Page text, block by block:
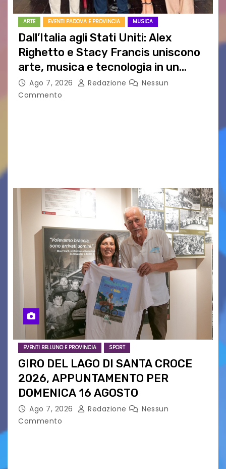
ARTE EVENTI PADOVA E PROVINCIA MUSICA
Dall’Italia agli Stati Uniti: Alex
Righetto e Stacy Francis uniscono
arte, musica e tecnologia in un
nuovo progetto internazionale”
Ago 7, 2026 Redazione
Nessun
Commento
EVENTI BELLUNO E PROVINCIA SPORT
GIRO DEL LAGO DI SANTA CROCE
2026, APPUNTAMENTO PER
DOMENICA 16 AGOSTO
Ago 7, 2026 Redazione
Nessun
Commento